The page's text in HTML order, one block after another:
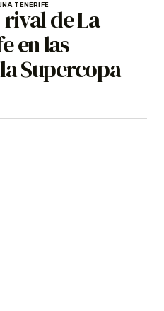
TENERIFEde La
en las
Supercopa